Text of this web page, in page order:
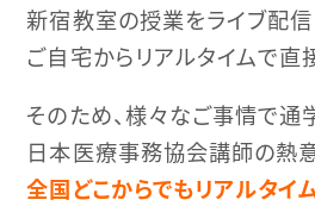
新宿教室の授業をライブ配信
ご自宅からリアルタイムで直
そのため、様々なご事情で通
日本医療事務協会講師の熱
全国どこからでもリアルタイ